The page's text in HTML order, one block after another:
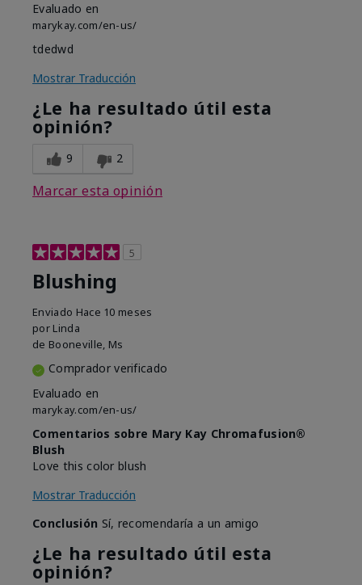
Evaluado en
marykay.com/en-us/
tdedwd
Mostrar Traducción
¿Le ha resultado útil esta
opinión?
9 2
Marcar esta opinión
5
Blushing
Enviado Hace 10 meses
por Linda
de Booneville, Ms
Comprador verificado
Evaluado en
marykay.com/en-us/
Comentarios sobre Mary Kay Chromafusion®
Blush
Love this color blush
Mostrar Traducción
Conclusión Sí, recomendaría a un amigo
¿Le ha resultado útil esta
opinión?